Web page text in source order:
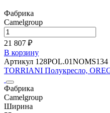
Фабрика
Camelgroup
21 807 ₽
В корзину
Артикул 128POL.01NOMS134
TORRIANI Полукресло,
Фабрика
Camelgroup
Ширина